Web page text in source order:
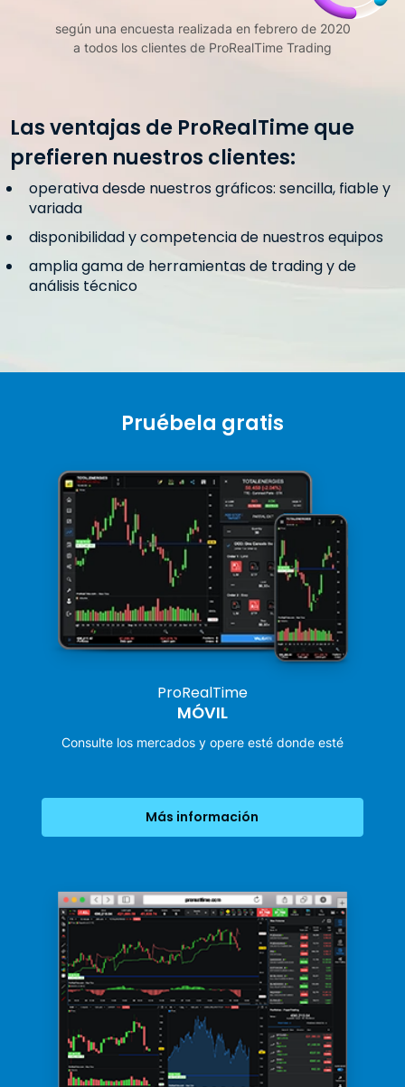
según una encuesta realizada en febrero de 2020
a todos los clientes de ProRealTime Trading
Las ventajas de ProRealTime que
prefieren nuestros clientes:
operativa desde nuestros gráficos: sencilla, fiable y
variada
disponibilidad y competencia de nuestros equipos
amplia gama de herramientas de trading y de
análisis técnico
Pruébela gratis
ProRealTime
MÓVIL
Consulte los mercados y opere esté donde esté
Más información